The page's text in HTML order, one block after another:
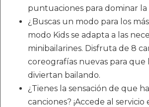
puntuaciones para dominar la
¿Buscas un modo para los
modo Kids se adapta a las
minibailarines. Disfruta de 8
coreografías nuevas para que
diviertan bailando.
¿Tienes la sensación de que
canciones? ¡Accede al